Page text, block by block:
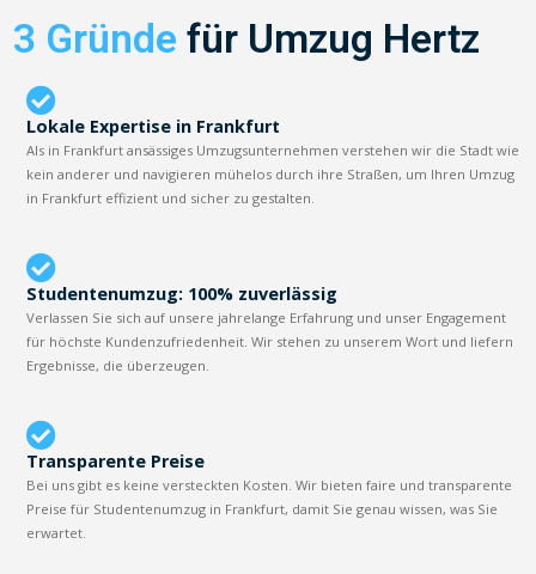
3 Gründe für Umzug Hertz
Lokale Expertise in Frankfurt
Als in Frankfurt ansässiges Umzugsunternehmen verstehen wir die Stadt wie
kein anderer und navigieren mühelos durch ihre Straßen, um Ihren Umzug
in Frankfurt effizient und sicher zu gestalten.
Studentenumzug: 100% zuverlässig
Verlassen Sie sich auf unsere jahrelange Erfahrung und unser Engagement
für höchste Kundenzufriedenheit. Wir stehen zu unserem Wort und liefern
Ergebnisse, die überzeugen.
Transparente Preise
Bei uns gibt es keine versteckten Kosten. Wir bieten faire und transparente
Preise für Studentenumzug in Frankfurt, damit Sie genau wissen, was Sie
erwartet.